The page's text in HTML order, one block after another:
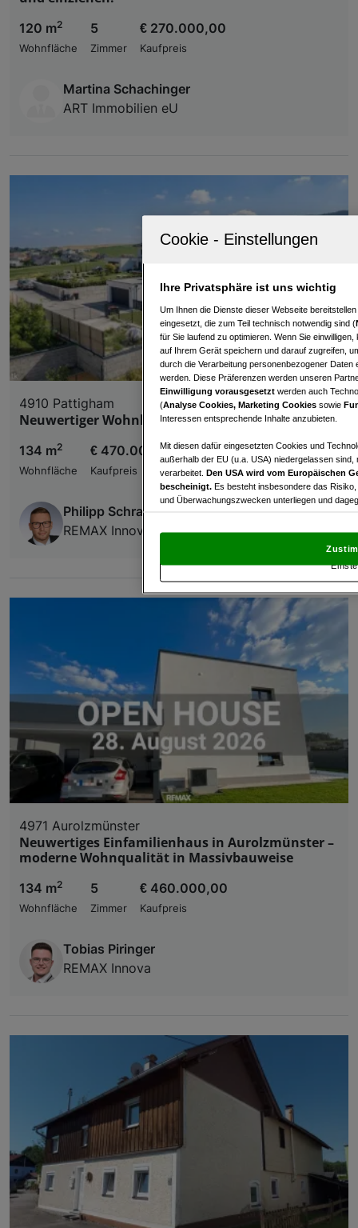
120 m2
Wohnfläche
5
Zimmer
€ 270.000,00
Kaufpreis
Martina Schachinger
ART Immobilien eU
4910 Pattigham
Neuwertiger Wohnkomfort in ruhiger Wohnlage
134 m2
Wohnfläche
€ 470.000,00
Kaufpreis
Philipp Schrattenecker
REMAX Innova
4971 Aurolzmünster
Neuwertiges Einfamilienhaus in Aurolzmünster –
moderne Wohnqualität in Massivbauweise
134 m2
Wohnfläche
5
Zimmer
€ 460.000,00
Kaufpreis
Tobias Piringer
REMAX Innova
Ihre Privatsphäre ist uns wichtig
Um Ihnen die Dienste dieser Webseite
eingesetzt, die zum Teil technisch notwendig sind (
für Sie laufend zu optimieren. Wenn Sie
auf Ihrem Gerät speichern und darauf zugreifen,
durch die Verarbeitung personenbezogener
werden. Diese Präferenzen werden unseren
Einwilligung vorausgesetzt werden auch
(Analyse Cookies, Marketing Cookies sowie
Interessen entsprechende Inhalte anzubieten.
Mit diesen dafür eingesetzten Cookies und
außerhalb der EU (u.a. USA) niedergelassen
verarbeitet. Den USA wird vom Europäischen
bescheinigt. Es besteht insbesondere das
und Überwachungszwecken unterliegen und
und Widerspruch gegen die Verarbeitung auf der
„Cookie Einstellungen“, die sich auf jeder Seite
Wir und unsere Partner
Verwendung genauer Standortdaten.
Zugriff auf Informationen auf einem Endgerät.
und der Performance von Inhalten,